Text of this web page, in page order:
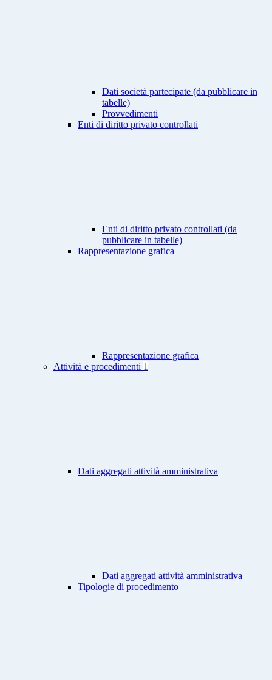
Dati società partecipate (da pubblicare in
tabelle)
Provvedimenti
Enti di diritto privato controllati
Enti di diritto privato controllati (da
pubblicare in tabelle)
Rappresentazione grafica
Rappresentazione grafica
Attività e procedimenti 1
Dati aggregati attività amministrativa
Dati aggregati attività amministrativa
Tipologie di procedimento